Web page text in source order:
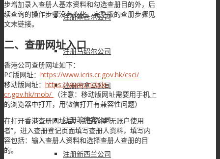
注册塞舌尔公司
注册马绍尔公司
注册巴拿马公司
注册菲律宾公司
注册新西兰公司
步增加录入查册人基本资料和勾选查册目的外，后
续查询的操作步骤没有变化，完整版的查册步骤见
文末链接。
二、查册网址入口
香港公司查册网址如下：
PC版网址： https://www.icris.cr.gov.hk/csci/
移动版网址： https://www.mobile-
cr.gov.hk/mob/
（注意：移动版网址需要用手机上
的浏览器中打开，用微信打开有兼容性问题）
在打开香港查册网址后，点击选择“无账户使用
者”，进入查册登记页面填写查册人资料，填写内
容包括：输入查册人资料和选择查册人查册的目
的。